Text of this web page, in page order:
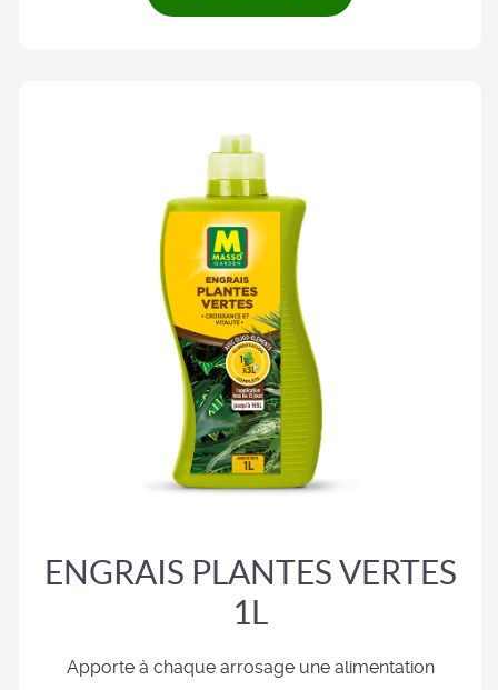
ENGRAIS PLANTES VERTES
1L
Apporte à chaque arrosage une alimentation